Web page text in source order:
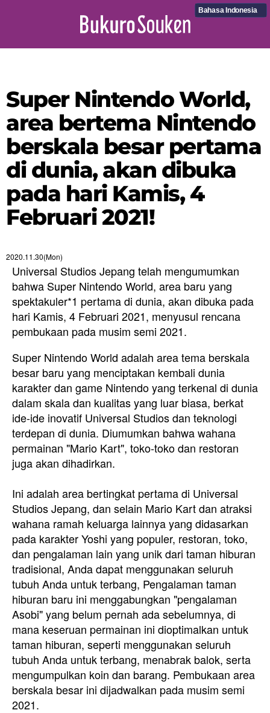
Bahasa Indonesia
Super Nintendo World,
area bertema Nintendo
berskala besar pertama
di dunia, akan dibuka
pada hari Kamis, 4
Februari 2021!
2020.11.30(Mon)
Universal Studios Jepang telah mengumumkan
bahwa Super Nintendo World, area baru yang
spektakuler*1 pertama di dunia, akan dibuka pada
hari Kamis, 4 Februari 2021, menyusul rencana
pembukaan pada musim semi 2021.
Super Nintendo World adalah area tema berskala
besar baru yang menciptakan kembali dunia
karakter dan game Nintendo yang terkenal di dunia
dalam skala dan kualitas yang luar biasa, berkat
ide-ide inovatif Universal Studios dan teknologi
terdepan di dunia. Diumumkan bahwa wahana
permainan "Mario Kart", toko-toko dan restoran
juga akan dihadirkan.
Ini adalah area bertingkat pertama di Universal
Studios Jepang, dan selain Mario Kart dan atraksi
wahana ramah keluarga lainnya yang didasarkan
pada karakter Yoshi yang populer, restoran, toko,
dan pengalaman lain yang unik dari taman hiburan
tradisional, Anda dapat menggunakan seluruh
tubuh Anda untuk terbang, Pengalaman taman
hiburan baru ini menggabungkan "pengalaman
Asobi" yang belum pernah ada sebelumnya, di
mana keseruan permainan ini dioptimalkan untuk
taman hiburan, seperti menggunakan seluruh
tubuh Anda untuk terbang, menabrak balok, serta
mengumpulkan koin dan barang. Pembukaan area
berskala besar ini dijadwalkan pada musim semi
2021.